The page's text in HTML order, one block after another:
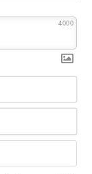
4000
名
ア
ー